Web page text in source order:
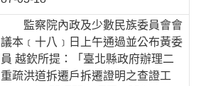
監察院內政及少數民族委員會會
議本﹝十八﹞日上午通過並公布黃委
員 越欽所提：「臺北縣政府辦理二
重疏洪道拆遷戶拆遷證明之查證工